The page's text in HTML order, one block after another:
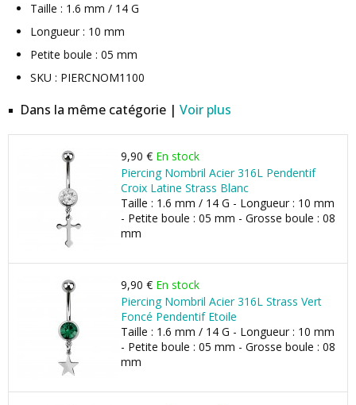
Taille : 1.6 mm / 14 G
Longueur : 10 mm
Petite boule : 05 mm
SKU : PIERCNOM1100
Dans la même catégorie | Voir plus
9,90 € En stock
Piercing Nombril Acier 316L Pendentif
Croix Latine Strass Blanc
Taille : 1.6 mm / 14 G - Longueur : 10 mm
- Petite boule : 05 mm - Grosse boule : 08
mm
9,90 € En stock
Piercing Nombril Acier 316L Strass Vert
Foncé Pendentif Etoile
Taille : 1.6 mm / 14 G - Longueur : 10 mm
- Petite boule : 05 mm - Grosse boule : 08
mm